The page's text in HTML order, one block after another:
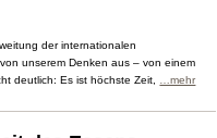
der internationalen
unserem Denken aus – von einem
deutlich: Es ist höchste Zeit,
…mehr